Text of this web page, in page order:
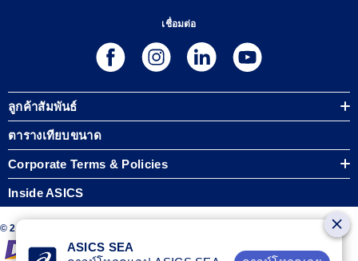
เชื่อมต่อ
ลูกค้าสัมพันธ์
ตารางเทียบขนาด
Corporate Terms & Policies
Inside ASICS
© 2024 ASICS Thailand Co., Ltd. All Rights Reserved.
ASICS SEA